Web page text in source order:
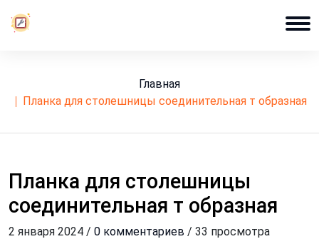
Главная
планка для столешницы соединительная т образная
Планка для столешницы
соединительная т образная
2 января 2024 / 0 комментариев / 33 просмотра